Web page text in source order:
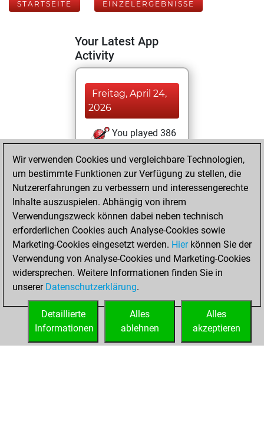
STARTSEITE EINZELERGEBNISSE
Your Latest App
Activity
Freitag, April 24,
2026
You played 386
You scored
+254 =9 -123 in
bullet
Donnerstag,
November 9, 2023
You played 14
blitz games
Play
You scored +8
=1 -5 in blitz
Wir verwenden Cookies und vergleichbare Technologien,
um bestimmte Funktionen zur Verfügung zu stellen, die
Nutzererfahrungen zu verbessern und interessengerechte
Inhalte auszuspielen. Abhängig von ihrem
Verwendungszweck können dabei neben technisch
erforderlichen Cookies auch Analyse-Cookies sowie
Marketing-Cookies eingesetzt werden. Hierkönnen Sie der
Verwendung von Analyse-Cookies und Marketing-Cookies
widersprechen. Weitere Informationen finden Sie in
unserer Datenschutzerklärung.
Alles
akzeptieren
Alles
ablehnen
Detaillierte
Informationen